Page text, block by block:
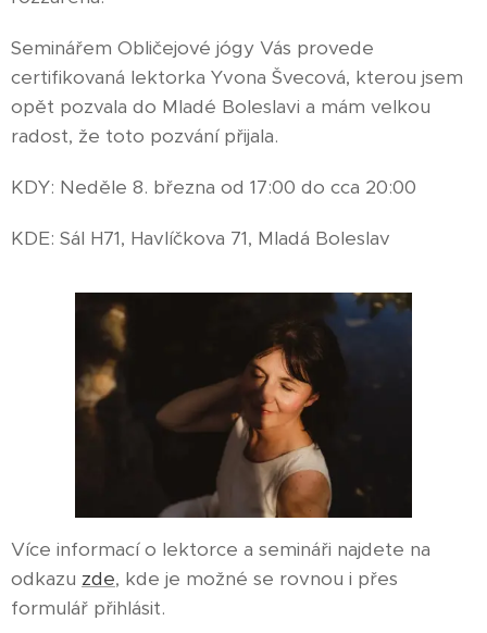
Seminářem Obličejové jógy Vás provede
certifikovaná lektorka Yvona Švecová, kterou jsem
opět pozvala do Mladé Boleslavi a mám velkou
radost, že toto pozvání přijala.
KDY: Neděle 8. března od 17:00 do cca 20:00
KDE: Sál H71, Havlíčkova 71, Mladá Boleslav
Více informací o lektorce a semináři najdete na
odkazu zde, kde je možné se rovnou i přes
formulář přihlásit.